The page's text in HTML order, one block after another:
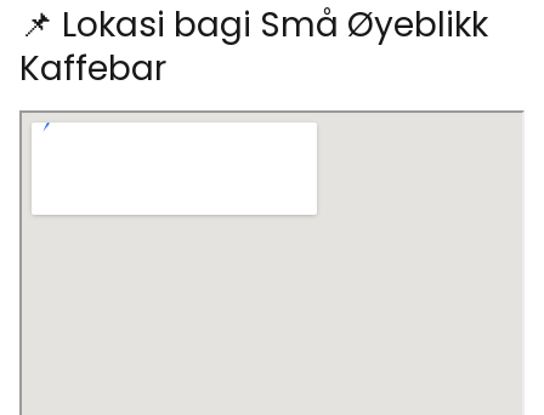
📌 Lokasi bagi Små Øyeblikk
Kaffebar